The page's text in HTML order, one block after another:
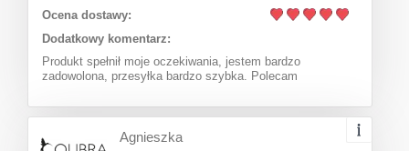
Ocena dostawy:
Dodatkowy komentarz:
Produkt spełnił moje oczekiwania, jestem bardzo
zadowolona, przesyłka bardzo szybka. Polecam
Agnieszka